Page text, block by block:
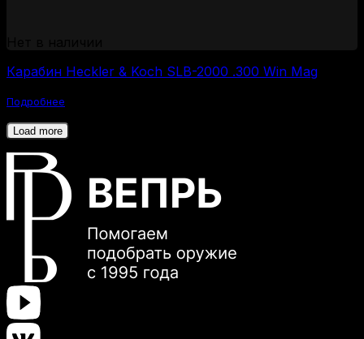
Карабин Heckler & Koch SLB-2000 .300 Win Mag
Подробнее
Load more